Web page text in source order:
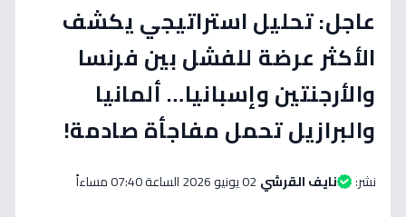
عاجل: تحليل استراتيجي يكشف
الأكثر عرضة للفشل بين فرنسا
والأرجنتين وإسبانيا… ألمانيا
والبرازيل تحمل مفاجأة صادمة!
نشر: نايف القرشي02 يونيو 2026 الساعة 07:40 مساءاً